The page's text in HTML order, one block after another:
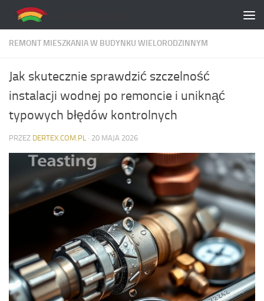
Skip to content
REMONT MIESZKANIA W BUDYNKU WIELORODZINNYM
Jak skutecznie sprawdzić szczelność
instalacji wodnej po remoncie i uniknąć
typowych błędów kontrolnych
PRZEZ DERTEX.COM.PL · 20 MAJA 2026